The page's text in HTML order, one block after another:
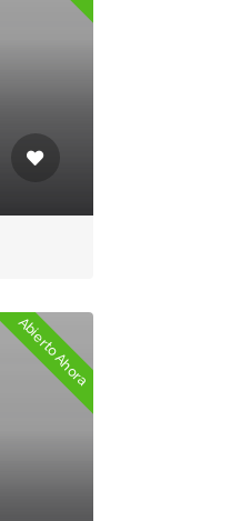
Abierto Ahora